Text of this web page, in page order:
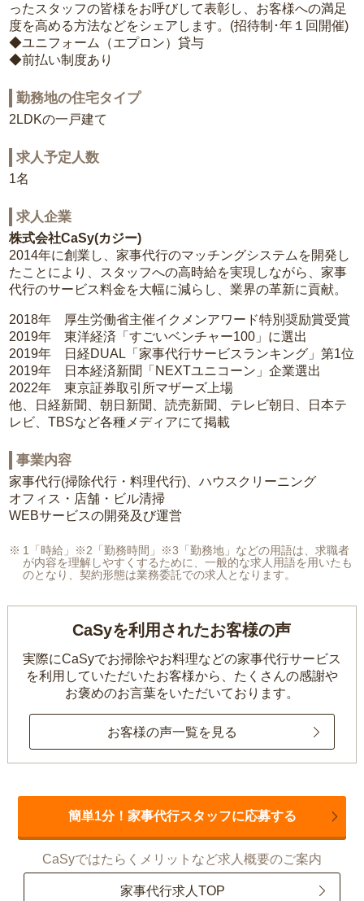
ったスタッフの皆様をお呼びして表彰し、お客様への満足
度を高める方法などをシェアします。(招待制･年１回開催)
◆ユニフォーム（エプロン）貸与
◆前払い制度あり
勤務地の住宅タイプ
2LDKの一戸建て
求人予定人数
1名
求人企業
株式会社CaSy(カジー)
2014年に創業し、家事代行のマッチングシステムを開発し
たことにより、スタッフへの高時給を実現しながら、家事
代行のサービス料金を大幅に減らし、業界の革新に貢献。
2018年 厚生労働省主催イクメンアワード特別奨励賞受賞
2019年 東洋経済「すごいベンチャー100」に選出
2019年 日経DUAL「家事代行サービスランキング」第1位
2019年 日本経済新聞「NEXTユニコーン」企業選出
2022年 東京証券取引所マザーズ上場
他、日経新聞、朝日新聞、読売新聞、テレビ朝日、日本テ
レビ、TBSなど各種メディアにて掲載
事業内容
家事代行(掃除代行・料理代行)、ハウスクリーニング
オフィス・店舗・ビル清掃
WEBサービスの開発及び運営
1「時給」※2「勤務時間」※3「勤務地」などの用語は、求職者
が内容を理解しやすくするために、一般的な求人用語を用いたも
のとなり、契約形態は業務委託での求人となります。
CaSyを利用されたお客様の声
実際にCaSyでお掃除やお料理などの家事代行サービス
を利用していただいたお客様から、 たくさんの感謝や
お褒めのお言葉をいただいております。
お客様の声一覧を見る
簡単1分！家事代行スタッフに応募する
CaSyではたらくメリットなど求人概要のご案内
家事代行求人TOP